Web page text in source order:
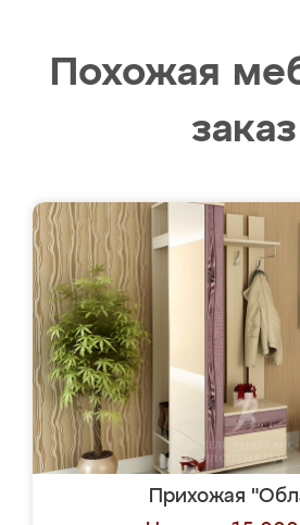
Похожая
заказ
Прихожая